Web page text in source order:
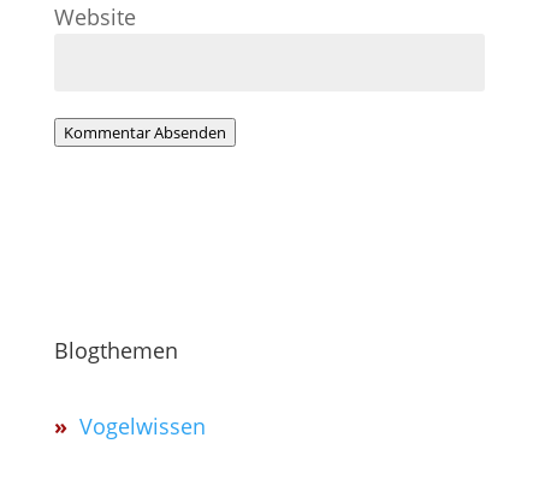
Website
Kommentar Absenden
Blogthemen
» Vogelwissen